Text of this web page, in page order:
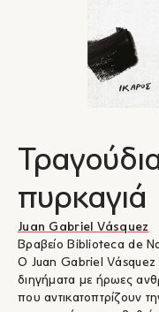
πυρκαγιά
Juan Gabriel Vásquez
Βραβείο Biblioteca de
Ο Juan Gabriel Vásquez
διηγήματα με ήρωες
που αντικατοπτρίζουν